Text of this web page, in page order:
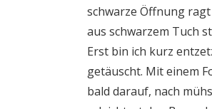
schwarze Öffnung
aus schwarzem Tuch
Erst bin ich kurz
getäuscht. Mit einem
bald darauf, nach